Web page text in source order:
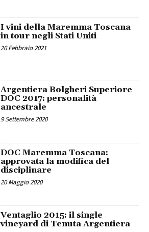
I vini della Maremma Toscana
in tour negli Stati Uniti
26 Febbraio 2021
Argentiera Bolgheri Superiore
DOC 2017: personalità
ancestrale
9 Settembre 2020
DOC Maremma Toscana:
approvata la modifica del
disciplinare
20 Maggio 2020
Ventaglio 2015: il single
vineyard di Tenuta Argentiera